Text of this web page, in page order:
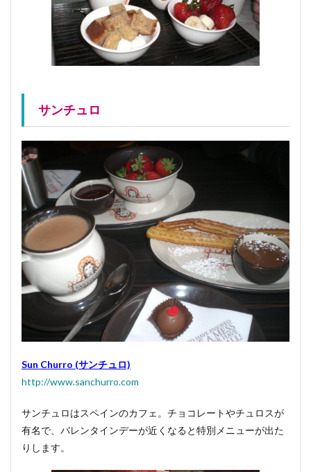
サンチュロ
Sun Churro (サンチュロ)
http://www.sanchurro.com
サンチュロはスペインのカフェ。チョコレートやチュロスが
有名で、バレンタインデーが近くなると特別メニューが出た
りします。